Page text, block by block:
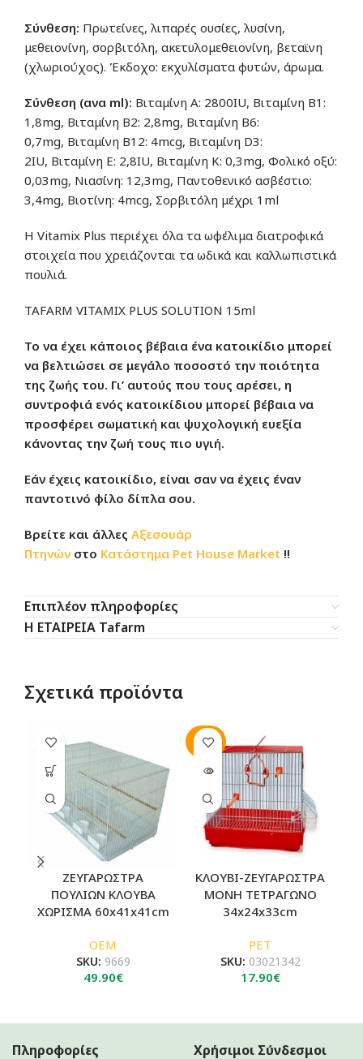
Σύνθεση: Πρωτείνες, λιπαρές ουσίες, λυσίνη,
μεθειονίνη, σορβιτόλη, ακετυλομεθειονίνη, βεταϊνη
(χλωριούχος). Έκδοχο: εκχυλίσματα φυτών, άρωμα.
Σύνθεση (ανα ml): Βιταμίνη Α: 2800IU, Βιταμίνη B1:
1,8mg, Βιταμίνη B2: 2,8mg, Βιταμίνη B6:
0,7mg, Βιταμίνη B12: 4mcg, Βιταμίνη D3:
2IU, Βιταμίνη E: 2,8IU, Βιταμίνη K: 0,3mg, Φολικό οξύ:
0,03mg, Νιασίνη: 12,3mg, Παντοθενικό ασβέστιο:
3,4mg, Βιοτίνη: 4mcg, Σορβιτόλη μέχρι 1ml
Η Vitamix Plus περιέχει όλα τα ωφέλιμα διατροφικά
στοιχεία που χρειάζονται τα ωδικά και καλλωπιστικά
πουλιά.
TAFARM VITAMIX PLUS SOLUTION 15ml
Το να έχει κάποιος βέβαια ένα κατοικίδιο μπορεί
να βελτιώσει σε μεγάλο ποσοστό την ποιότητα
της ζωής του. Γι’ αυτούς που τους αρέσει, η
συντροφιά ενός κατοικίδιου μπορεί βέβαια να
προσφέρει σωματική και ψυχολογική ευεξία
κάνοντας την ζωή τους πιο υγιή.
Εάν έχεις κατοικίδιο, είναι σαν να έχεις έναν
παντοτινό φίλο δίπλα σου.
Βρείτε και άλλες Αξεσουάρ
Πτηνών στο Κατάστημα Pet House Market !!
Επιπλέον πληροφορίες
Η ΕΤΑΙΡΕΙΑ Tafarm
Σχετικά προϊόντα
ΖΕΥΓΑΡΩΣΤΡΑ
ΠΟΥΛΙΩΝ ΚΛΟΥΒΑ
ΧΩΡΙΣΜΑ 60x41x41cm
OEM
SKU: 9669
49.90€
SOLD
OUT
ΚΛΟΥΒΙ-ΖΕΥΓΑΡΩΣΤΡΑ
ΜΟΝΗ ΤΕΤΡΑΓΩΝΟ
34x24x33cm
PET
SKU: 03021342
17.90€
Πληροφορίες
Χρήσιμοι Σύνδεσμοι